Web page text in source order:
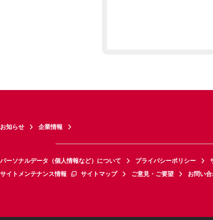
お知らせ 企業情報
パーソナルデータ（個人情報など）について プライバシーポリシー
サイトメンテナンス情報
サイトマップ ご意見・ご要望 お問い